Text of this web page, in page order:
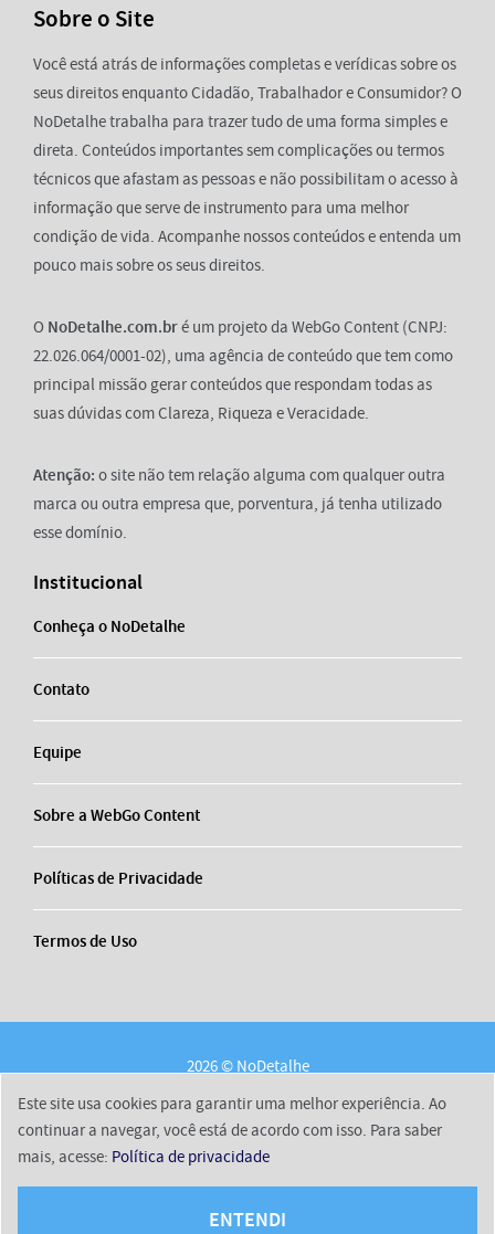
Sobre o Site
Você está atrás de informações completas e verídicas sobre os
seus direitos enquanto Cidadão, Trabalhador e Consumidor? O
NoDetalhe trabalha para trazer tudo de uma forma simples e
direta. Conteúdos importantes sem complicações ou termos
técnicos que afastam as pessoas e não possibilitam o acesso à
informação que serve de instrumento para uma melhor
condição de vida. Acompanhe nossos conteúdos e entenda um
pouco mais sobre os seus direitos.
O NoDetalhe.com.bré um projeto da WebGo Content (CNPJ:
22.026.064/0001-02), uma agência de conteúdo que tem como
principal missão gerar conteúdos que respondam todas as
suas dúvidas com Clareza, Riqueza e Veracidade.
Atenção: o site não tem relação alguma com qualquer outra
marca ou outra empresa que, porventura, já tenha utilizado
esse domínio.
Institucional
Conheça o NoDetalhe
Contato
Equipe
Sobre a WebGo Content
Políticas de Privacidade
Termos de Uso
2026 © NoDetalhe
Sobre a WebGo Content
Políticas de Privacidade
Termos de Uso
Este site usa cookies para garantir uma melhor experiência. Ao
continuar a navegar, você está de acordo com isso. Para saber
mais, acesse: Política de privacidade
ENTENDI